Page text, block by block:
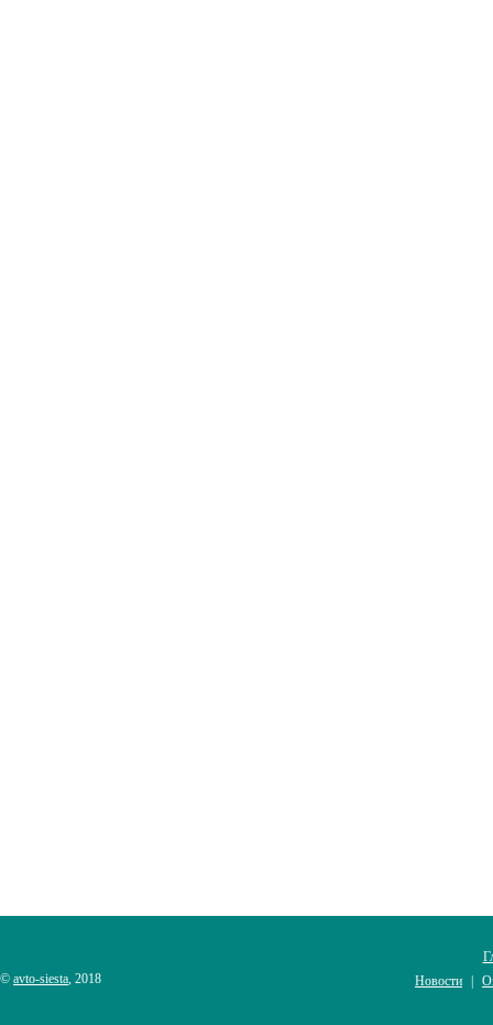
© avto-siesta, 2018
Новости